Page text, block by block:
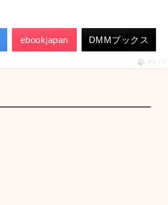
ebookjapan DMMブックス
ポチップ